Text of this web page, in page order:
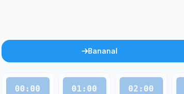
Bananal
00:00 01:00 02:00